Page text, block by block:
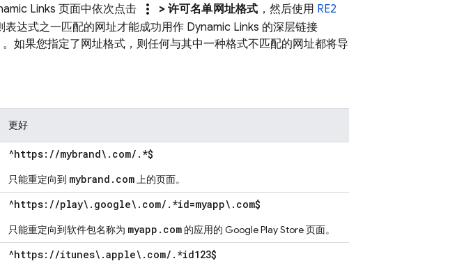
Links 页面中依次点击 more_vert > 许可名单网址格式 ，然后使用 RE2
达式之一匹配的网址才能成功用作 Dynamic Links 的深层链接
。如果您指定了网址格式，则任何与其中一种格式不匹配的网址都将导
更好
^https://mybrand\.com/.*$
只能重定向到 mybrand.com上的页面。
^https://play\.google\.com/.*id=myapp\.com$
只能重定向到软件包名称为 myapp.com 的应用的 Google PlayStore页面。
^https://itunes\.apple\.com/.*id123$